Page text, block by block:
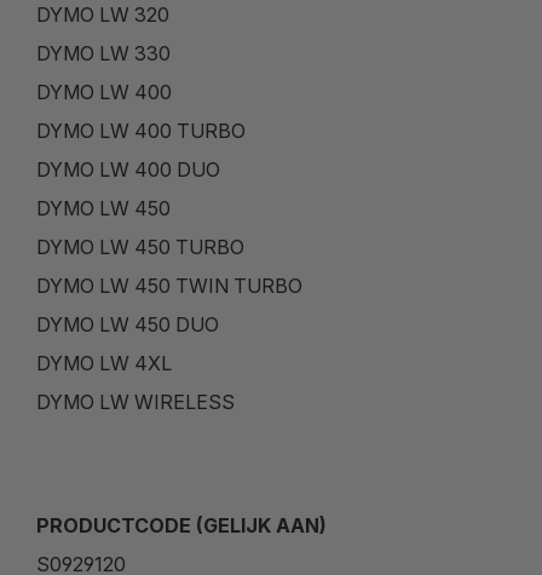
DYMO LW 320
DYMO LW 330
DYMO LW 400
DYMO LW 400 TURBO
DYMO LW 400 DUO
DYMO LW 450
DYMO LW 450 TURBO
DYMO LW 450 TWIN TURBO
DYMO LW 450 DUO
DYMO LW 4XL
DYMO LW WIRELESS
PRODUCTCODE (GELIJK AAN)
S0929120